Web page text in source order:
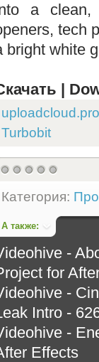
a clean,
tech
bright white
|
Turbobit
Категория:
А также:
-
for
-
Intro -
-
Effects